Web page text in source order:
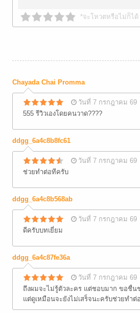
*จะโหวตหรือไม่ก็ได้
Chayada Chai Promma
วันที่ 7 กรกฎาคม 69
555 รีวิวเองโดยคนวาด????
ddgg_6a4c8b8fc61
วันที่ 7 กรกฎาคม 69
ช่วยทำต่อทีครับ
ddgg_6a4c8b568ab
วันที่ 7 กรกฎาคม 69
ดีครับบทเยี่ยม
ddgg_6a4c87fe36a
วันที่ 7 กรกฎาคม 69
ถึงผมจะไม่รู้ตัวละคร แต่ชอบมาก ขอชื่
แต่ดูเหมือนจะยังไม่เสร็จนะครับช่วยทำต่